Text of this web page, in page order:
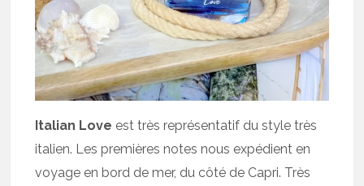
Italian Love est très représentatif du style très
italien. Les premières notes nous expédient en
voyage en bord de mer, du côté de Capri. Très